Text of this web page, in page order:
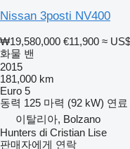
Nissan 3posti NV400
₩19,580,000 €11,900 ≈
화물 밴
2015
181,000 km
Euro 5
동력 125 마력 (92 kW) 연료
이탈리아, Bolzano
Hunters di Cristian Lise
판매자에게 연락